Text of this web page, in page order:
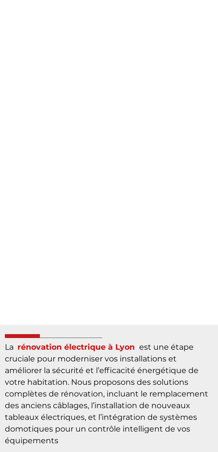
Larénovation électrique à Lyon est une étape
cruciale pour moderniser vos installations et
améliorer la sécurité et l’efficacité énergétique de
votre habitation. Nous proposons des solutions
complètes de rénovation, incluant le remplacement
des anciens câblages, l’installation de nouveaux
tableaux électriques, et l’intégration de systèmes
domotiques pour un contrôle intelligent de vos